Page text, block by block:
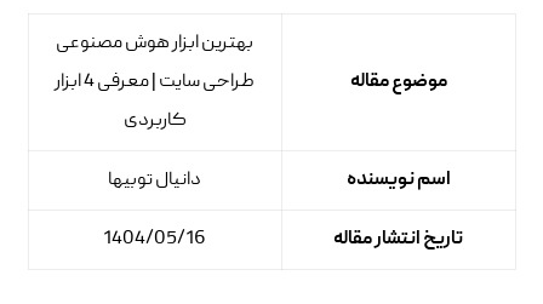
موضوع مقاله
بهترین ابزار هوش مصنوعی
طراحی سایت | معرفی 4 ابزار
کاربردی
اسم نویسنده دانیال توبیها
تاریخ انتشار مقاله 1404/05/16